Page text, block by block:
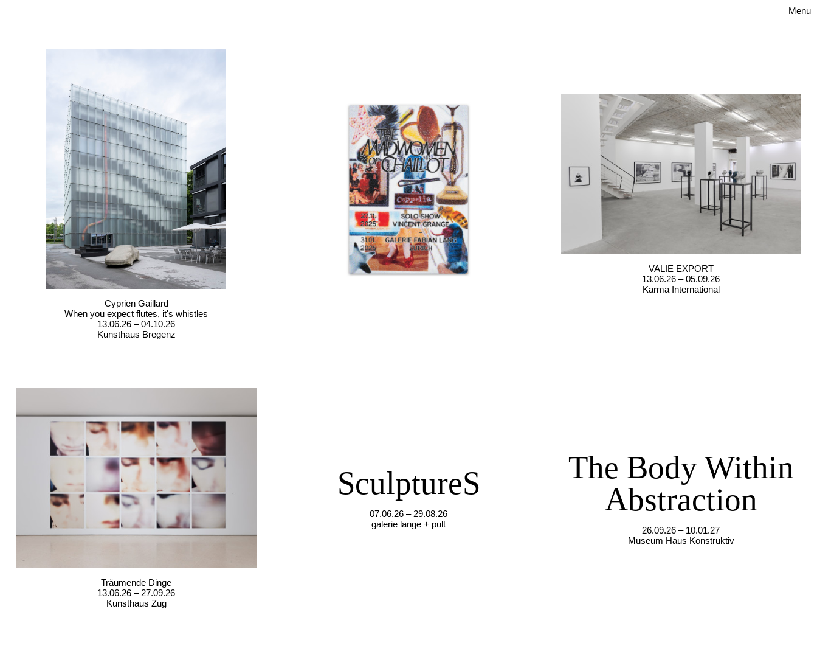
Menu
Cyprien Gaillard
When you expect flutes, it's whistles
13.06.26 – 04.10.26
Kunsthaus Bregenz
VALIE EXPORT
13.06.26 – 05.09.26
Karma International
Träumende Dinge
13.06.26 – 27.09.26
Kunsthaus Zug
SculptureS
07.06.26 – 29.08.26
galerie lange + pult
The Body Within
Abstraction
26.09.26 – 10.01.27
Museum Haus Konstruktiv